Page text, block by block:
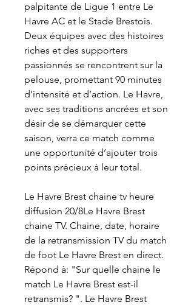
palpitante de Ligue 1 entre Le
Havre AC et le Stade Brestois.
Deux équipes avec des histoires
riches et des supporters
passionnés se rencontrent sur la
pelouse, promettant 90 minutes
d’intensité et d’action. Le Havre,
avec ses traditions ancrées et son
désir de se démarquer cette
saison, verra ce match comme
une opportunité d’ajouter trois
points précieux à leur total.
Le Havre Brest chaine tv heure
diffusion 20/8Le Havre Brest
chaine TV. Chaine, date, horaire
de la retransmission TV du match
de foot Le Havre Brest en direct.
Répond à: "Sur quelle chaine le
match Le Havre Brest est-il
retransmis? ". Le Havre Brest